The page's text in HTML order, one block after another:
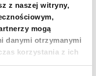
z naszej witryny,
mogą
danymi otrzymanymi
korzystania z ich
do naszego
naszych planach,